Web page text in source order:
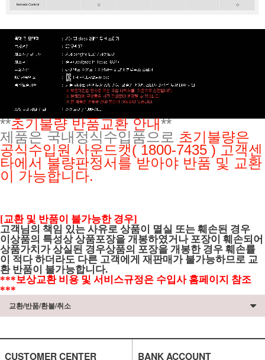
**초기불량 반품교환 안내**
제품은 국내정식수입품으로 초기불량은
공식수입원 사운드캣( 1800-7435 ) 고객센
타에서 불량판정서를 받아야 반품 및 교환
이 가능합니다.
[교환 및 반품이 불가능한 경우]
고객님의 책임 있는 사유로 상품이 멸실 또는 훼손된 경우
이상품의 특성상 상품포장을 개봉하였거나 포장이 훼손되어
상품가치가 상실된 경우상품의 포장을 개봉한 경우 훼손률
이 적다 하더라도 다른 고객에게 재판매가 불가능하므로 교
환 반품이 불가능합니다.
***보상교환 비용 및 서비스규정은 수입사 홈페이지 참조
***
교환/반품/환불/취소
CUSTOMER CENTER BANK ACCOUNT